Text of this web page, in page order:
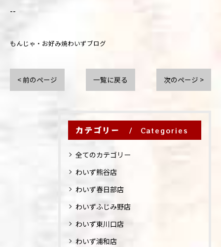
--
もんじゃ・お好み焼わいずブログ
< 前のページ 一覧に戻る 次のページ >
カテゴリー Categories
全てのカテゴリー
わいず熊谷店
わいず春日部店
わいずふじみ野店
わいず東川口店
わいず浦和店